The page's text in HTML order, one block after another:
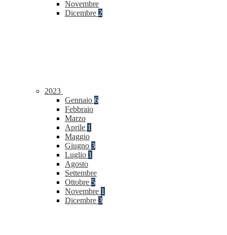
Novembre
Dicembre 2
2023
Gennaio 6
Febbraio
Marzo
Aprile 1
Maggio
Giugno 3
Luglio 1
Agosto
Settembre
Ottobre 5
Novembre 1
Dicembre 3